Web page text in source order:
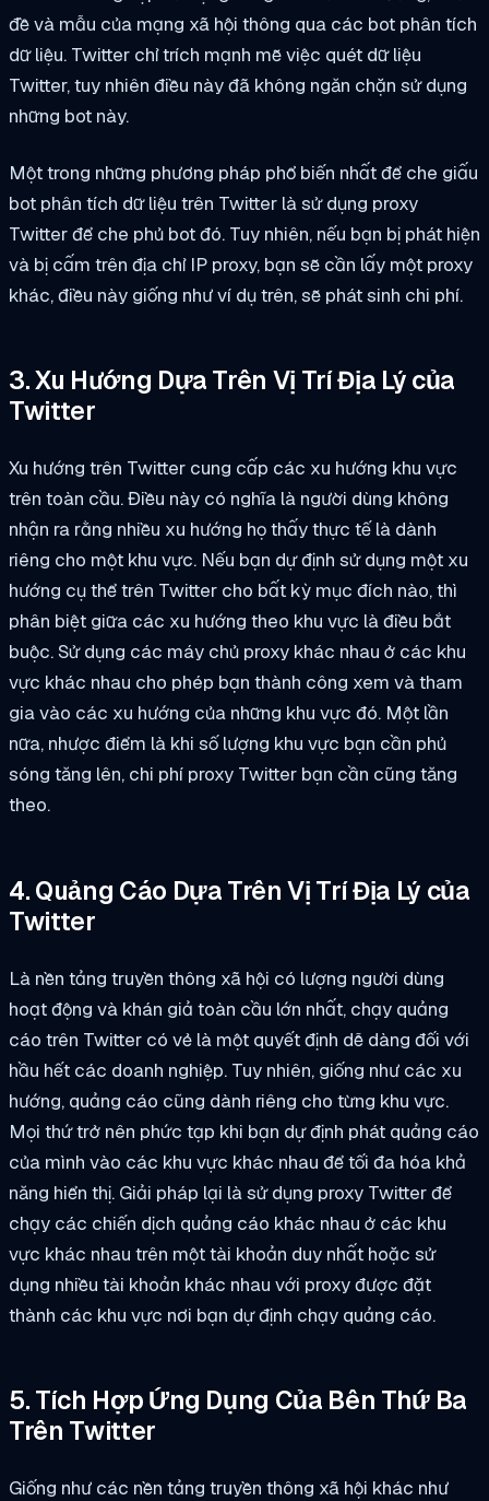
đề và mẫu của mạng xã hội thông qua các bot phân tích
dữ liệu. Twitter chỉ trích mạnh mẽ việc quét dữ liệu
Twitter, tuy nhiên điều này đã không ngăn chặn sử dụng
những bot này.
Một trong những phương pháp phổ biến nhất để che giấu
bot phân tích dữ liệu trên Twitter là sử dụng proxy
Twitter để che phủ bot đó. Tuy nhiên, nếu bạn bị phát hiện
và bị cấm trên địa chỉ IP proxy, bạn sẽ cần lấy một proxy
khác, điều này giống như ví dụ trên, sẽ phát sinh chi phí.
3. Xu Hướng Dựa Trên Vị Trí Địa Lý của
Twitter
Xu hướng trên Twitter cung cấp các xu hướng khu vực
trên toàn cầu. Điều này có nghĩa là người dùng không
nhận ra rằng nhiều xu hướng họ thấy thực tế là dành
riêng cho một khu vực. Nếu bạn dự định sử dụng một xu
hướng cụ thể trên Twitter cho bất kỳ mục đích nào, thì
phân biệt giữa các xu hướng theo khu vực là điều bắt
buộc. Sử dụng các máy chủ proxy khác nhau ở các khu
vực khác nhau cho phép bạn thành công xem và tham
gia vào các xu hướng của những khu vực đó. Một lần
nữa, nhược điểm là khi số lượng khu vực bạn cần phủ
sóng tăng lên, chi phí proxy Twitter bạn cần cũng tăng
theo.
4. Quảng Cáo Dựa Trên Vị Trí Địa Lý của
Twitter
Là nền tảng truyền thông xã hội có lượng người dùng
hoạt động và khán giả toàn cầu lớn nhất, chạy quảng
cáo trên Twitter có vẻ là một quyết định dễ dàng đối với
hầu hết các doanh nghiệp. Tuy nhiên, giống như các xu
hướng, quảng cáo cũng dành riêng cho từng khu vực.
Mọi thứ trở nên phức tạp khi bạn dự định phát quảng cáo
của mình vào các khu vực khác nhau để tối đa hóa khả
năng hiển thị. Giải pháp lại là sử dụng proxy Twitter để
chạy các chiến dịch quảng cáo khác nhau ở các khu
vực khác nhau trên một tài khoản duy nhất hoặc sử
dụng nhiều tài khoản khác nhau với proxy được đặt
thành các khu vực nơi bạn dự định chạy quảng cáo.
5. Tích Hợp Ứng Dụng Của Bên Thứ Ba
Trên Twitter
Giống như các nền tảng truyền thông xã hội khác như